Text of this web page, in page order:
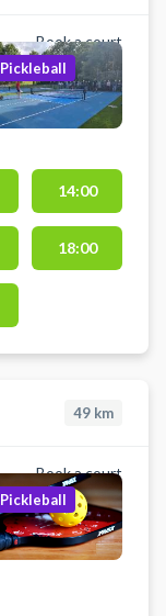
Book a court
Pickleball
14:00
18:00
49 km
Book a court
Pickleball